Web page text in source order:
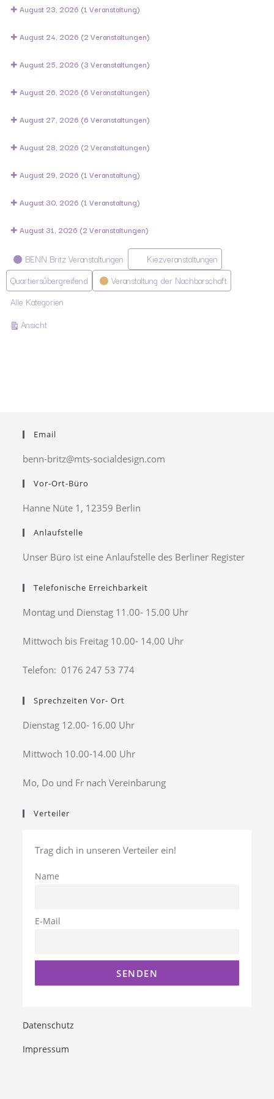
August 23, 2026 (1 Veranstaltung)
August 24, 2026 (2 Veranstaltungen)
August 25, 2026 (3 Veranstaltungen)
August 26, 2026 (6 Veranstaltungen)
August 27, 2026 (6 Veranstaltungen)
August 28, 2026 (2 Veranstaltungen)
August 29, 2026 (1 Veranstaltung)
August 30, 2026 (1 Veranstaltung)
August 31, 2026 (2 Veranstaltungen)
Kategorien
BENN Britz Veranstaltungen
Kiezveranstaltungen
Quartiersübergreifend
Veranstaltung der Nachbarschaft
Alle Kategorien
Ansichtausdrucken
Email
benn-britz@mts-socialdesign.com
Vor-Ort-Büro
Hanne Nüte 1, 12359 Berlin
Anlaufstelle
Unser Büro ist eine Anlaufstelle des Berliner Register
Telefonische Erreichbarkeit
Montag und Dienstag 11.00- 15.00 Uhr
Mittwoch bis Freitag 10.00- 14.00 Uhr
Telefon: 0176 247 53 774
Sprechzeiten Vor- Ort
Dienstag 12.00- 16.00 Uhr
Mittwoch 10.00-14.00 Uhr
Mo, Do und Fr nach Vereinbarung
Verteiler
Trag dich in unseren Verteiler ein!
Name
E-Mail
Datenschutz
Impressum